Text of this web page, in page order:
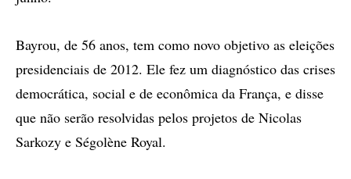
Bayrou, de 56 anos, tem como novo objetivo as eleições
presidenciais de 2012. Ele fez um diagnóstico das crises
democrática, social e de econômica da França, e disse
que não serão resolvidas pelos projetos de Nicolas
Sarkozy e Ségolène Royal.